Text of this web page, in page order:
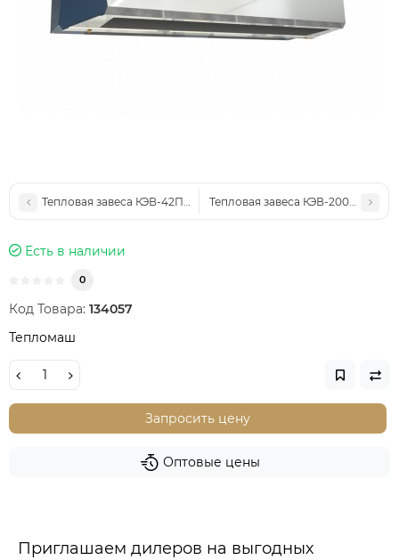
Тепловая завеса КЭВ-42П3181WТепловая завеса КЭВ-200П5120W
Есть в наличии
0
Код Товара: 134057
Тепломаш
Запросить цену
Оптовые цены
Приглашаем дилеров на выгодных